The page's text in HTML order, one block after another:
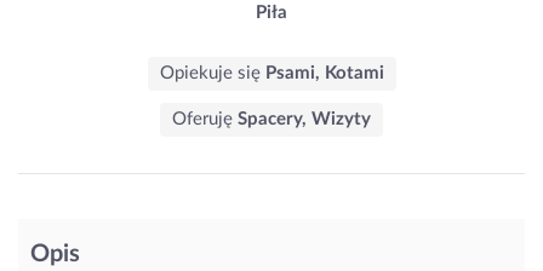
Piła
Opiekuje się Psami, Kotami
Oferuję Spacery, Wizyty
Opis